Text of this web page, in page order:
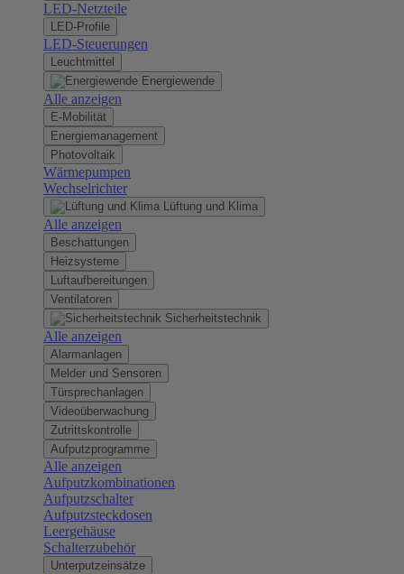
LED-Netzteile
LED-Profile
LED-Steuerungen
Leuchtmittel
Energiewende
Alle anzeigen
E-Mobilität
Energiemanagement
Photovoltaik
Wärmepumpen
Wechselrichter
Lüftung und Klima
Alle anzeigen
Beschattungen
Heizsysteme
Luftaufbereitungen
Ventilatoren
Sicherheitstechnik
Alle anzeigen
Alarmanlagen
Melder und Sensoren
Türsprechanlagen
Videoüberwachung
Zutrittskontrolle
Aufputzprogramme
Alle anzeigen
Aufputzkombinationen
Aufputzschalter
Aufputzsteckdosen
Leergehäuse
Schalterzubehör
Unterputzeinsätze